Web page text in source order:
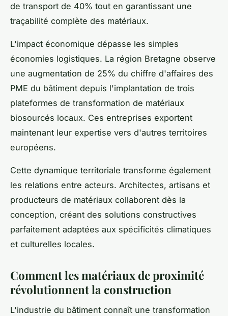
de transport de 40% tout en garantissant une
traçabilité complète des matériaux.
L'impact économique dépasse les simples
économies logistiques. La région Bretagne observe
une augmentation de 25% du chiffre d'affaires des
PME du bâtiment depuis l'implantation de trois
plateformes de transformation de matériaux
biosourcés locaux. Ces entreprises exportent
maintenant leur expertise vers d'autres territoires
européens.
Cette dynamique territoriale transforme également
les relations entre acteurs. Architectes, artisans et
producteurs de matériaux collaborent dès la
conception, créant des solutions constructives
parfaitement adaptées aux spécificités climatiques
et culturelles locales.
Comment les matériaux de proximité
révolutionnent la construction
L'industrie du bâtiment connaît une transformation